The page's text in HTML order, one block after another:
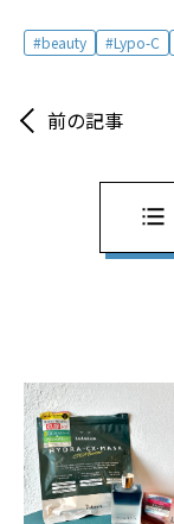
beauty Lypo-C
前の記事